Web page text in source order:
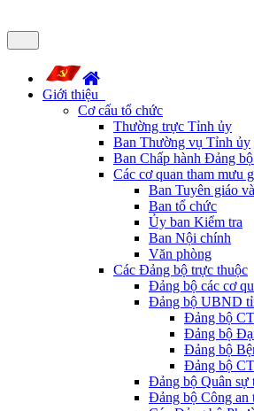
Giới thiệu
Cơ cấu tổ chức
Thường trực Tỉnh ủy
Ban Thường vụ Tỉnh ủy
Ban Chấp hành Đảng
Các cơ quan tham mưu
Ban Tuyên giáo
Ban tổ chức
Ủy ban Kiểm tra
Ban Nội chính
Văn phòng
Các Đảng bộ trực thuộc
Đảng bộ các cơ
Đảng bộ UBND
Đảng bộ
Đảng bộ
Đảng bộ
Đảng bộ
Đảng bộ Quân sự
Đảng bộ Công an